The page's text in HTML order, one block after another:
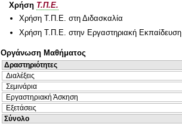
Χρήση Τ.Π.Ε.
Χρήση Τ.Π.Ε. στη Διδασκαλία
Χρήση Τ.Π.Ε. στην Εργαστηριακή Εκπαίδευση
Οργάνωση Μαθήματος
Δραστηριότητες
Διαλέξεις
Σεμινάρια
Εργαστηριακή Άσκηση
Εξετάσεις
Σύνολο